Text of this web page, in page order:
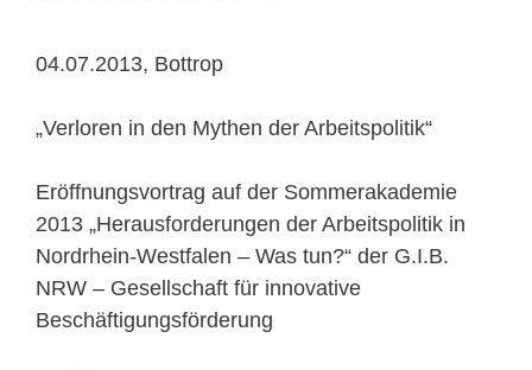
04.07.2013, Bottrop
„Verloren in den Mythen der Arbeitspolitik“
Eröffnungsvortrag auf der Sommerakademie
2013 „Herausforderungen der Arbeitspolitik in
Nordrhein-Westfalen – Was tun?“ der G.I.B.
NRW – Gesellschaft für innovative
Beschäftigungsförderung